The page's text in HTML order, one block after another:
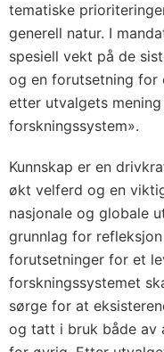
tematiske
generell natur. I
spesiell vekt på de
og en forutsetning for
etter utvalgets
forskningssystem».
Kunnskap er en
økt velferd og en
nasjonale og globale
grunnlag for
forutsetninger for et
forskningssystemet
sørge for at
og tatt i bruk både av